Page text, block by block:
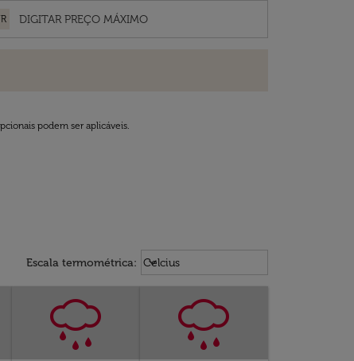
podem ser aplicáveis.
Escala termométrica: Weather unit option Celcius
Celcius
keyboard_arrow_down